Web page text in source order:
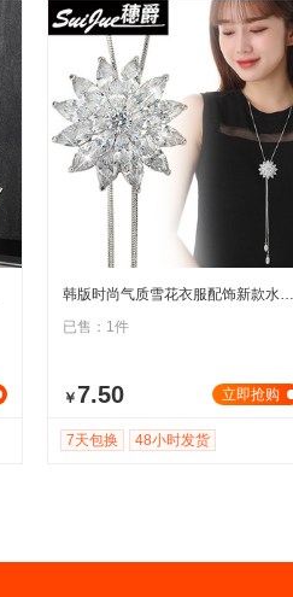
韩版时尚气质雪花衣服配饰新款水晶毛衣链秋冬百搭长项链圣诞挂件
已售：1件
立即抢购
￥7.50
7天包换 48小时发货